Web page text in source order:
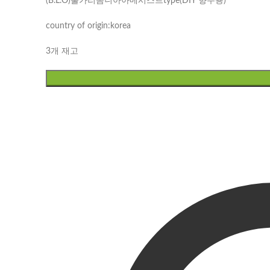
country of origin:korea
3개 재고